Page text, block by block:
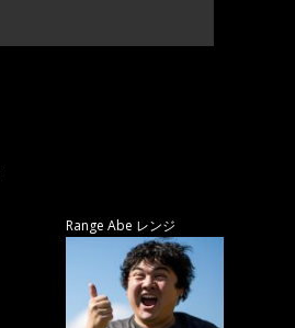
Range Abe レンジ